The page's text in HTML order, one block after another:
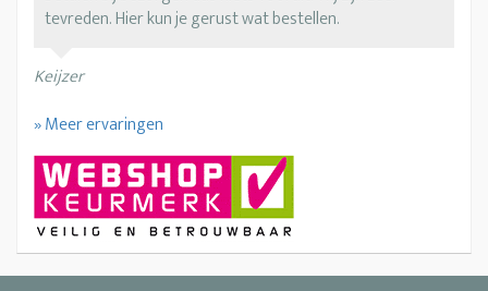
tevreden. Hier kun je gerust wat bestellen.
Keijzer
» Meer ervaringen